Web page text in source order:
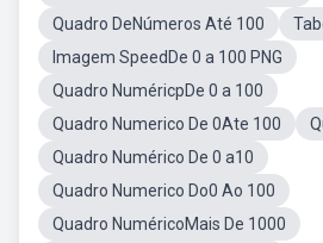
Quadro DeNúmeros Até 100
Imagem SpeedDe 0 a 100 PNG
Quadro NuméricpDe 0 a 100
Quadro Numerico De 0Ate 100
Quadro Numérico De 0 a10
Quadro Numerico Do0 Ao 100
Quadro NuméricoMais De 1000